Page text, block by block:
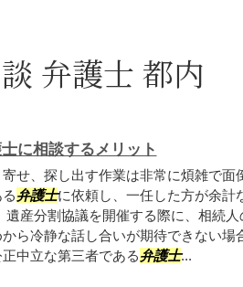
弁護士 都内
に相談するメリット
せ、探し出す作業は非常に煩雑で面
弁護士に依頼し、一任した方が余計
遺産分割協議を開催する際に、相続
ら冷静な話し合いが期待できない場
中立な第三者である弁護士...